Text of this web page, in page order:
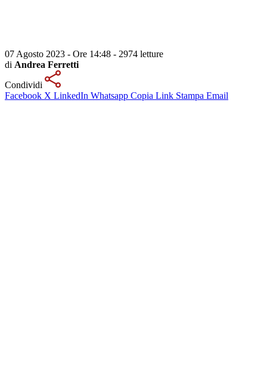
07 Agosto 2023 - Ore 14:48 - 2974 letture
di Andrea Ferretti
Condividi
Facebook X LinkedIn Whatsapp Copia Link Stampa Email